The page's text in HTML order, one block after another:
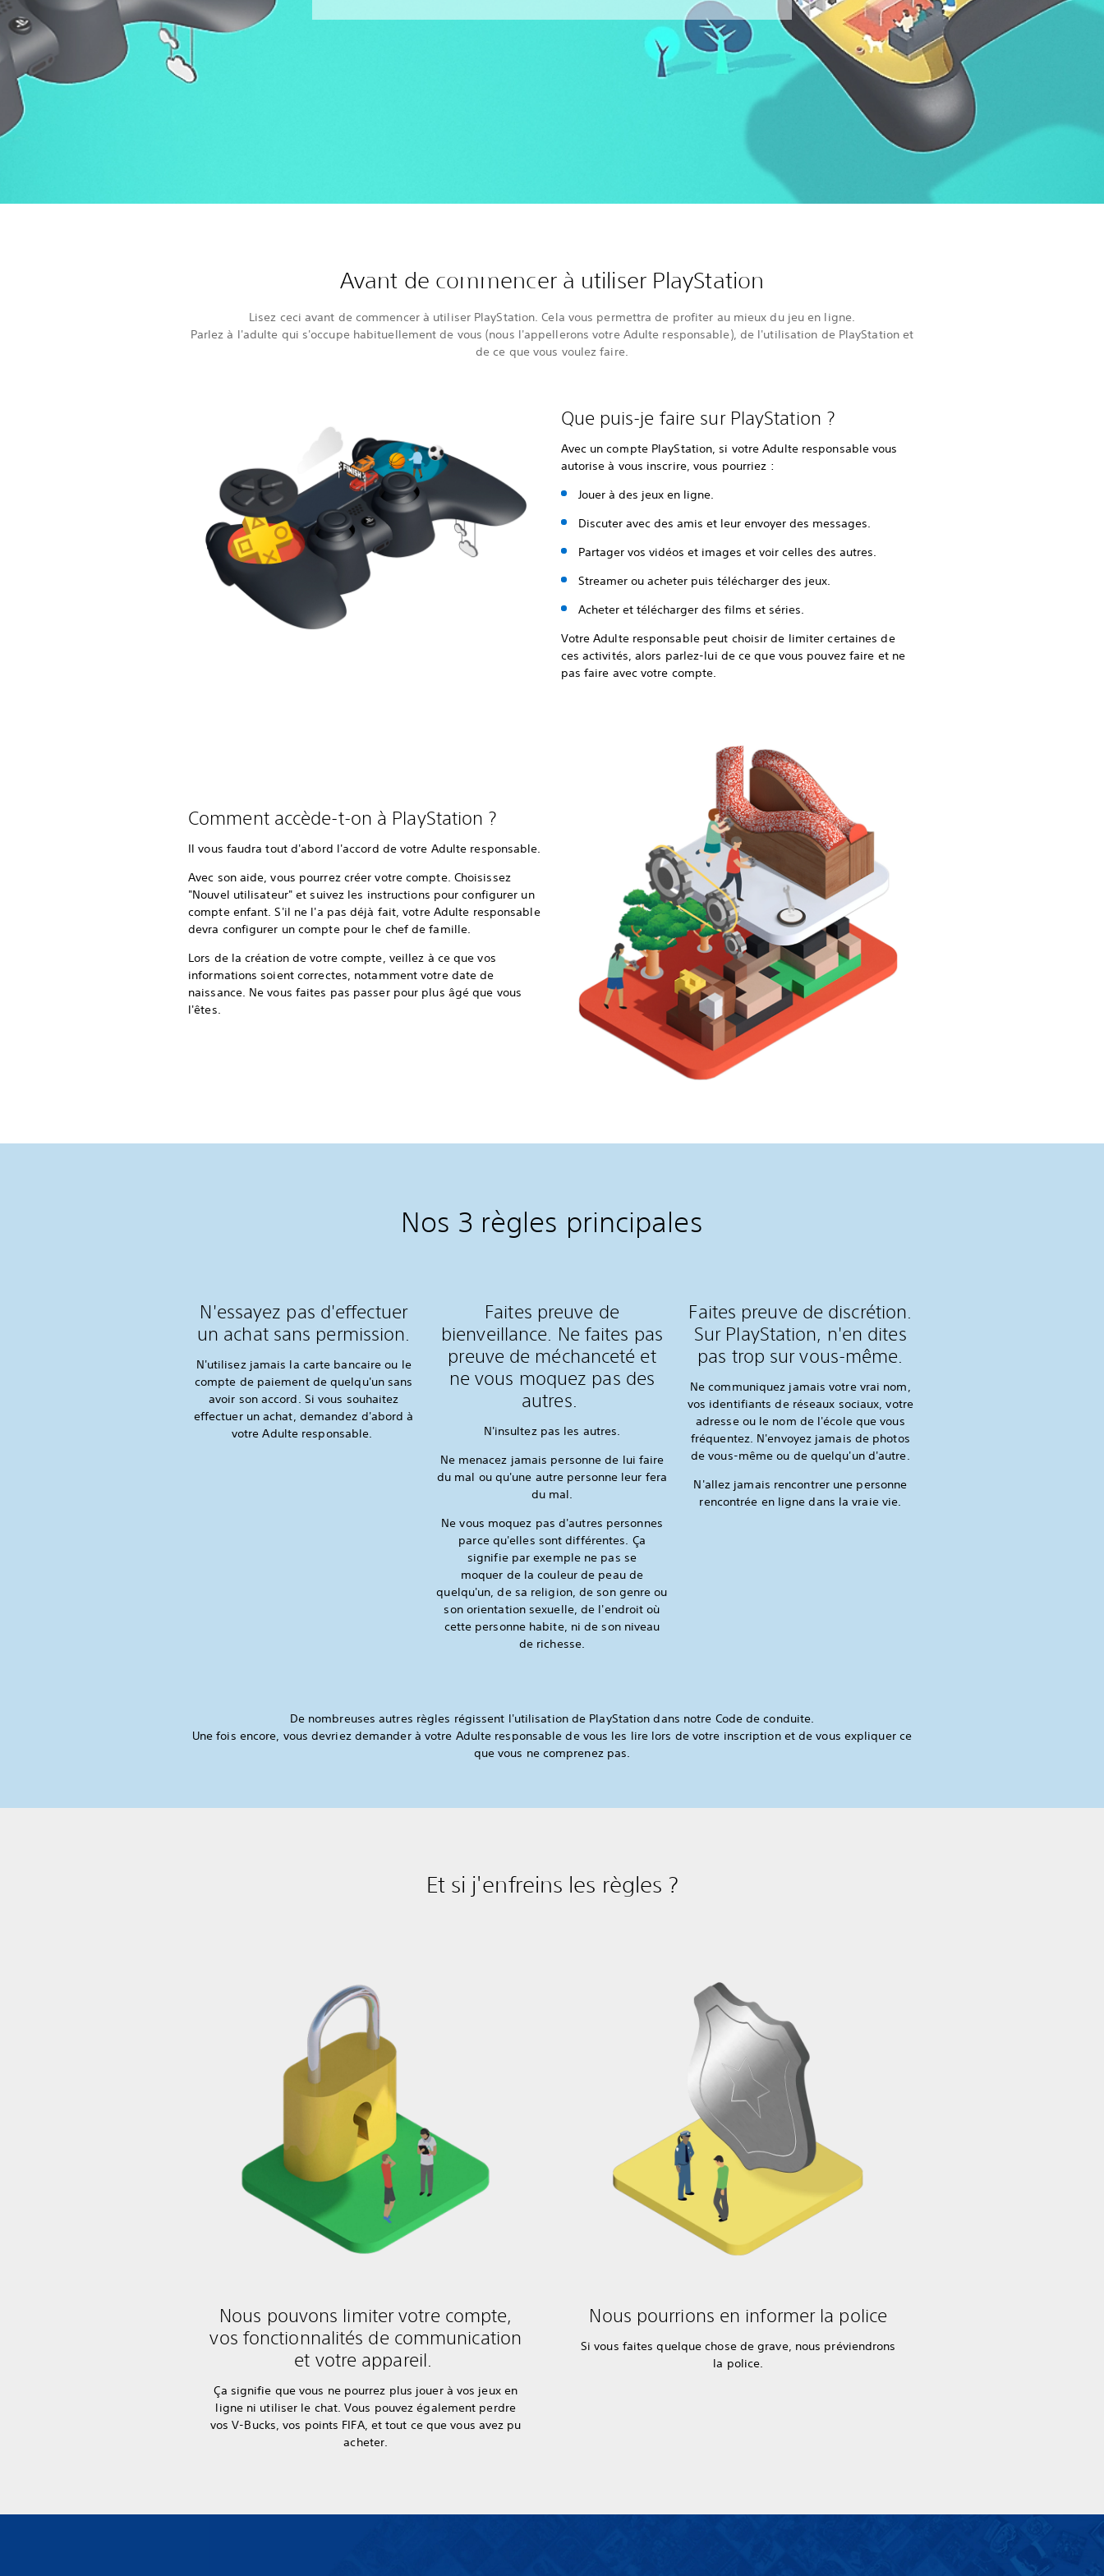
Avant de commencer à utiliser PlayStation
Lisez ceci avant de commencer à utiliser PlayStation. Cela vous permettra de profiter au mieux du jeu en ligne.
Parlez à l'adulte qui s'occupe habituellement de vous (nous l'appellerons votre Adulte responsable), de l'utilisation de PlayStation et
de ce que vous voulez faire.
Que puis-je faire sur PlayStation ?
Avec un compte PlayStation, si votre Adulte responsable vous
autorise à vous inscrire, vous pourriez :
Jouer à des jeux en ligne.
Discuter avec des amis et leur envoyer des messages.
Partager vos vidéos et images et voir celles des autres.
Streamer ou acheter puis télécharger des jeux.
Acheter et télécharger des films et séries.
Votre Adulte responsable peut choisir de limiter certaines de
ces activités, alors parlez-lui de ce que vous pouvez faire et ne
pas faire avec votre compte.
Comment accède-t-on à PlayStation ?
Il vous faudra tout d'abord l'accord de votre Adulte responsable.
Avec son aide, vous pourrez créer votre compte. Choisissez
"Nouvel utilisateur" et suivez les instructions pour configurer un
compte enfant. S'il ne l'a pas déjà fait, votre Adulte responsable
devra configurer un compte pour le chef de famille.
Lors de la création de votre compte, veillez à ce que vos
informations soient correctes, notamment votre date de
naissance. Ne vous faites pas passer pour plus âgé que vous
l'êtes.
Nos 3 règles principales
N'essayez pas d'effectuer
un achat sans permission.
N'utilisez jamais la carte bancaire ou le
compte de paiement de quelqu'un sans
avoir son accord. Si vous souhaitez
effectuer un achat, demandez d'abord à
votre Adulte responsable.
Faites preuve de
bienveillance. Ne faites pas
preuve de méchanceté et
ne vous moquez pas des
autres.
N'insultez pas les autres.
Ne menacez jamais personne de lui faire
du mal ou qu'une autre personne leur fera
du mal.
Ne vous moquez pas d'autres personnes
parce qu'elles sont différentes. Ça
signifie par exemple ne pas se
moquer de la couleur de peau de
quelqu'un, de sa religion, de son genre ou
son orientation sexuelle, de l'endroit où
cette personne habite, ni de son niveau
de richesse.
Faites preuve de discrétion.
Sur PlayStation, n'en dites
pas trop sur vous-même.
Ne communiquez jamais votre vrai nom,
vos identifiants de réseaux sociaux, votre
adresse ou le nom de l'école que vous
fréquentez. N'envoyez jamais de photos
de vous-même ou de quelqu'un d'autre.
N'allez jamais rencontrer une personne
rencontrée en ligne dans la vraie vie.
De nombreuses autres règles régissent l'utilisation de PlayStation dans notre Code de conduite.
Une fois encore, vous devriez demander à votre Adulte responsable de vous les lire lors de votre inscription et de vous expliquer ce
que vous ne comprenez pas.
Et si j'enfreins les règles ?
Nous pouvons limiter votre compte,
vos fonctionnalités de communication
et votre appareil.
Ça signifie que vous ne pourrez plus jouer à vos jeux en
ligne ni utiliser le chat. Vous pouvez également perdre
vos V-Bucks, vos points FIFA, et tout ce que vous avez pu
acheter.
Nous pourrions en informer la police
Si vous faites quelque chose de grave, nous préviendrons
la police.